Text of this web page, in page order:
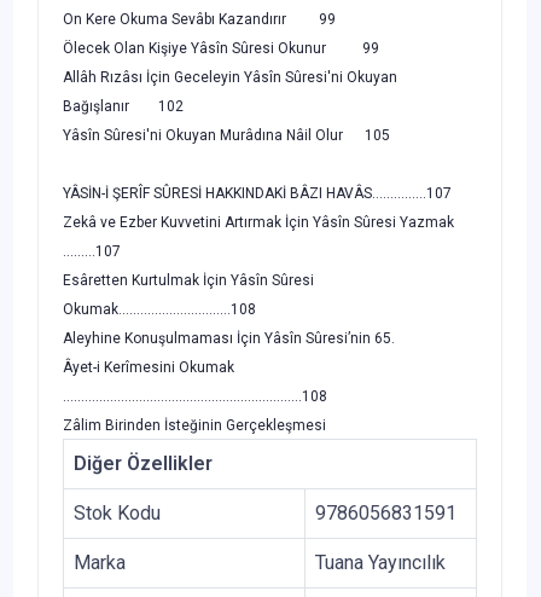
On Kere Okuma Sevâbı Kazandırır 99
Ölecek Olan Kişiye Yâsîn Sûresi Okunur 99
Allâh Rızâsı İçin Geceleyin Yâsîn Sûresi'ni Okuyan
Bağışlanır 102
Yâsîn Sûresi'ni Okuyan Murâdına Nâil Olur 105
YÂSİN-İ ŞERÎF SÛRESİ HAKKINDAKİ BÂZI HAVÂS...............107
Zekâ ve Ezber Kuvvetini Artırmak İçin Yâsîn Sûresi Yazmak
.........107
Esâretten Kurtulmak İçin Yâsîn Sûresi
Okumak...............................108
Aleyhine Konuşulmaması İçin Yâsîn Sûresi’nin 65.
Âyet-i Kerîmesini Okumak
..................................................................108
Zâlim Birinden İsteğinin Gerçekleşmesi
Diğer Özellikler
Stok Kodu 9786056831591
Marka Tuana Yayıncılık